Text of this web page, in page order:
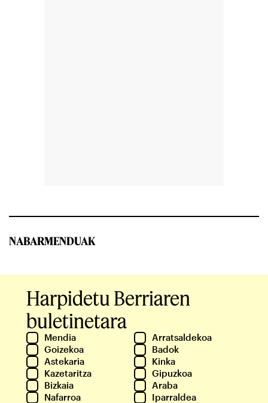
NABARMENDUAK
Harpidetu Berriaren
buletinetara
Mendia
Arratsaldekoa
Goizekoa
Badok
Astekaria
Kinka
Kazetaritza
Gipuzkoa
Bizkaia
Araba
Nafarroa
Iparraldea